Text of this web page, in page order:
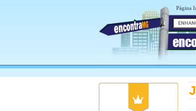
Página